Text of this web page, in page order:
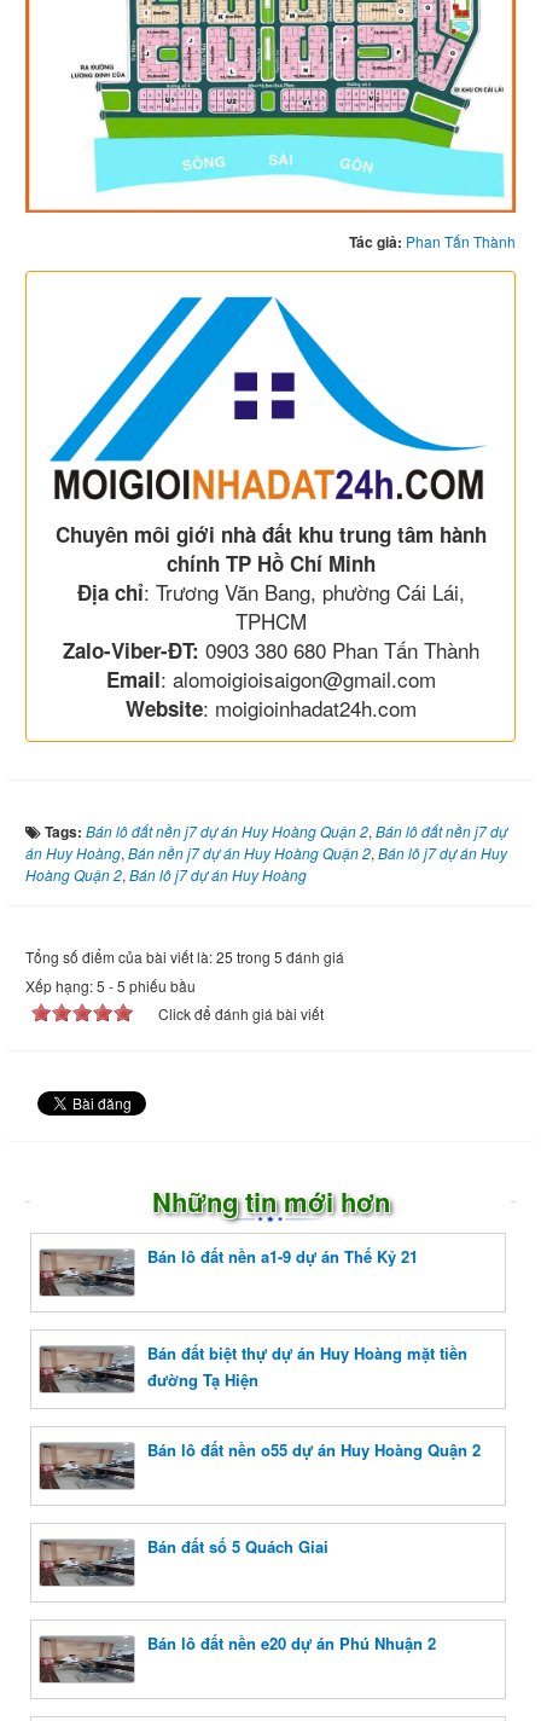
Tác giả: Phan Tấn Thành
Chuyên môi giới nhà đất khu trung tâm hành
chính TP Hồ Chí Minh
Địa chỉ: Trương Văn Bang, phường Cái Lái,
TPHCM
Zalo-Viber-ĐT: 0903 380 680 Phan Tấn Thành
Email: alomoigioisaigon@gmail.com
Website: moigioinhadat24h.com
Tags: Bán lô đất nền j7 dự án Huy Hoàng Quận 2, Bán lô đất nền j7 dự
án Huy Hoàng, Bán nền j7 dự án Huy Hoàng Quận 2, Bán lô j7 dự án Huy
Hoàng Quận 2, Bán lô j7 dự án Huy Hoàng
Tổng số điểm của bài viết là: 25 trong 5 đánh giá
Xếp hạng:5 -5 phiếu bầu
Click để đánh giá bài viết
Những tin mới hơn
Bán lô đất nền a1-9 dự án Thế Kỷ 21
Bán đất biệt thự dự án Huy Hoàng mặt tiền
đường Tạ Hiện
Bán lô đất nền o55 dự án Huy Hoàng Quận 2
Bán đất số 5 Quách Giai
Bán lô đất nền e20 dự án Phú Nhuận 2